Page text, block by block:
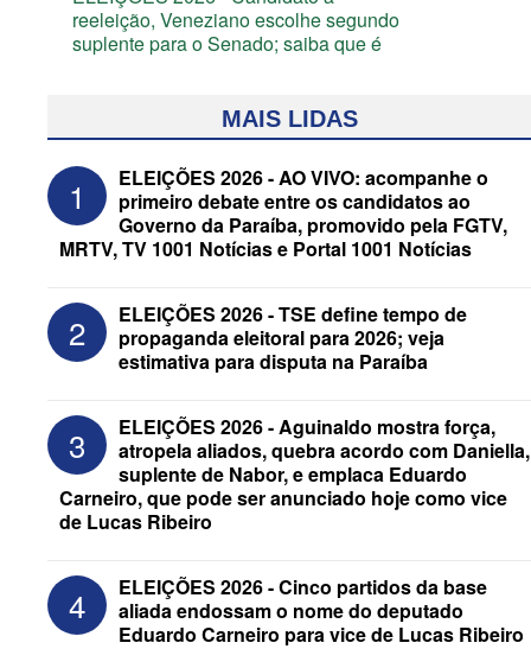
reeleição, Veneziano escolhe segundo
suplente para o Senado; saiba que é
confira candidatos ao Governo e ao
Senado da Paraíba
MAIS LIDAS
1
ELEIÇÕES 2026 - AO VIVO: acompanhe o
primeiro debate entre os candidatos ao
Governo da Paraíba, promovido pela FGTV,
MRTV, TV 1001 Notícias e Portal 1001 Notícias
2
ELEIÇÕES 2026 - TSE define tempo de
propaganda eleitoral para 2026; veja
estimativa para disputa na Paraíba
3
ELEIÇÕES 2026 - Aguinaldo mostra força,
atropela aliados, quebra acordo com Daniella,
suplente de Nabor, e emplaca Eduardo
Carneiro, que pode ser anunciado hoje como vice
de Lucas Ribeiro
4
ELEIÇÕES 2026 - Cinco partidos da base
aliada endossam o nome do deputado
Eduardo Carneiro para vice de Lucas Ribeiro